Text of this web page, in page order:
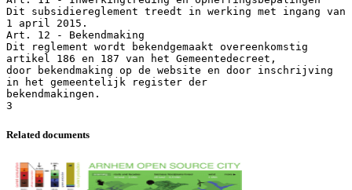
Related documents